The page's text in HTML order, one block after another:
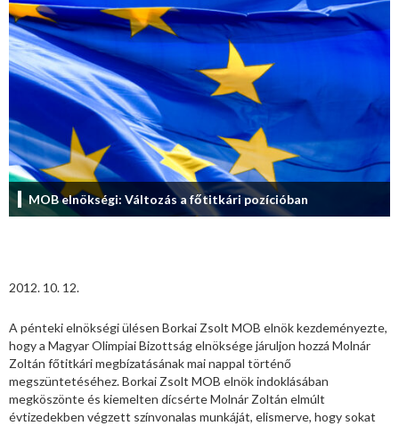
MOB elnökségi: Változás a főtitkári pozícióban
2012. 10. 12.
A pénteki elnökségi ülésen Borkai Zsolt MOB elnök kezdeményezte,
hogy a Magyar Olimpiai Bizottság elnöksége járuljon hozzá Molnár
Zoltán főtitkári megbízatásának mai nappal történő
megszüntetéséhez. Borkai Zsolt MOB elnök indoklásában
megköszönte és kiemelten dícsérte Molnár Zoltán elmúlt
évtizedekben végzett színvonalas munkáját, elismerve, hogy sokat